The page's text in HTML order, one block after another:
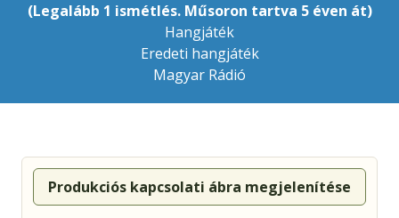
(Legalább 1 ismétlés. Műsoron tartva 5 éven át)
Hangjáték
Eredeti hangjáték
Magyar Rádió
Produkciós kapcsolati ábra megjelenítése